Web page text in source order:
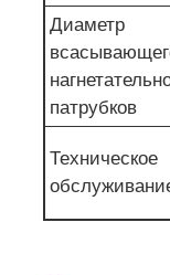
Диаметр
патрубков
Техническое